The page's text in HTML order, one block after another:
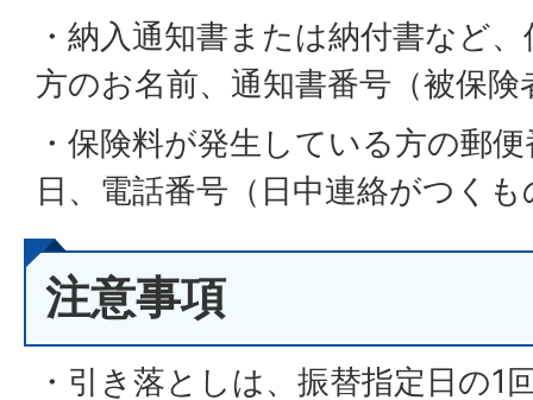
・納入通知書または納付書など
方のお名前、通知書番号（被保
・保険料が発生している方の郵
日、電話番号（日中連絡がつくも
注意事項
・引き落としは、振替指定日の1